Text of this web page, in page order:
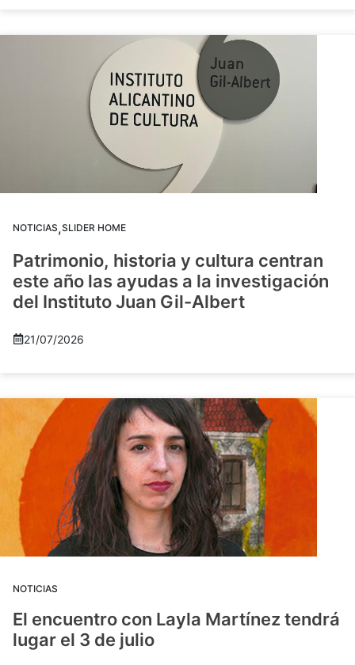
NOTICIAS,SLIDER HOME
Patrimonio, historia y cultura centran
este año las ayudas a la investigación
del Instituto Juan Gil-Albert
21/07/2026
NOTICIAS
El encuentro con Layla Martínez tendrá
lugar el 3 de julio